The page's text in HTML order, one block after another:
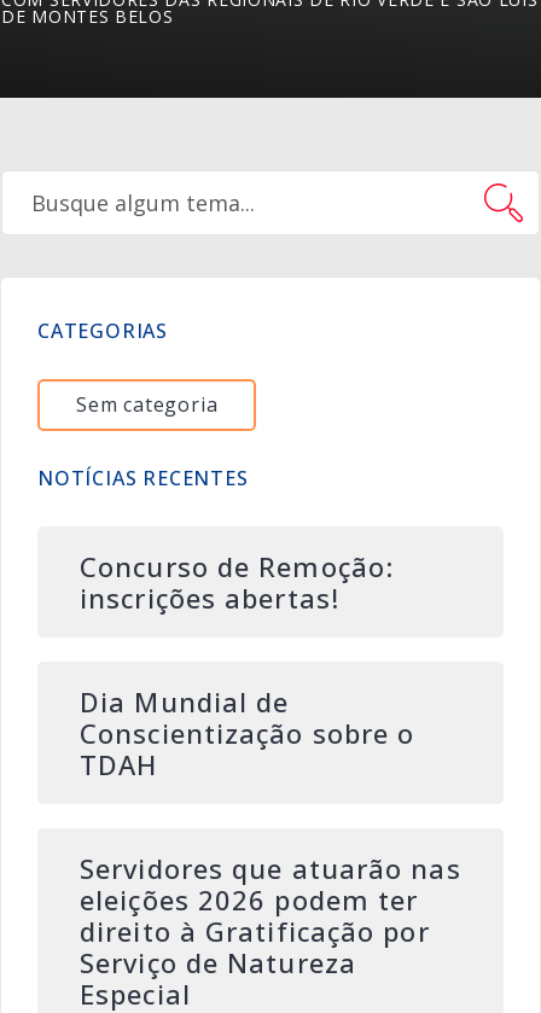
DE MONTES BELOS
CATEGORIAS
Sem categoria
NOTÍCIAS RECENTES
Concurso de Remoção:
inscrições abertas!
Dia Mundial de
Conscientização sobre o
TDAH
Servidores que atuarão nas
eleições 2026 podem ter
direito à Gratificação por
Serviço de Natureza
Especial